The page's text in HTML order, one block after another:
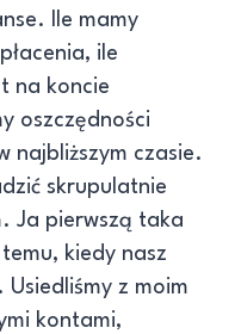
Ile mamy
ile
na koncie
oszczędności
najbliższym czasie.
skrupulatnie
Ja pierwszą taka
kiedy nasz
Usiedliśmy z moim
kontami,